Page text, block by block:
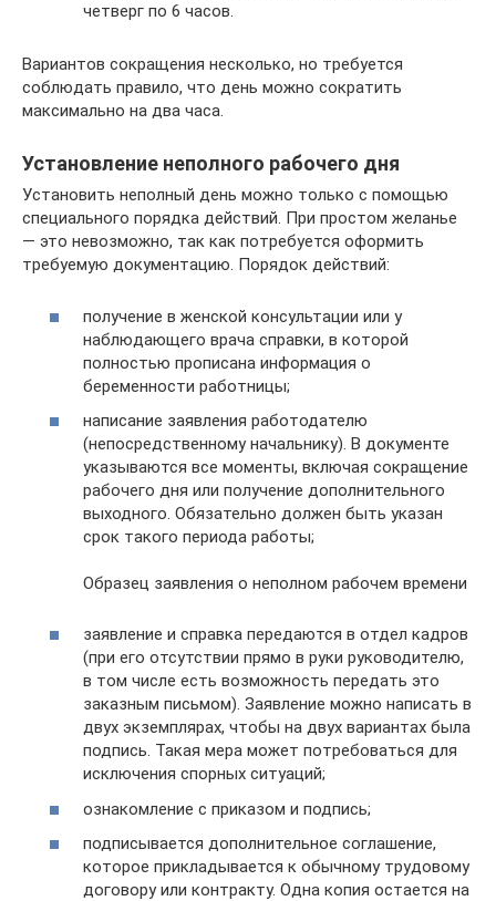
четверг по 6 часов.
Вариантов сокращения несколько, но требуется
соблюдать правило, что день можно сократить
максимально на два часа.
Установление неполного рабочего дня
Установить неполный день можно только с помощью
специального порядка действий. При простом желанье
— это невозможно, так как потребуется оформить
требуемую документацию. Порядок действий:
получение в женской консультации или у
наблюдающего врача справки, в которой
полностью прописана информация о
беременности работницы;
написание заявления работодателю
(непосредственному начальнику). В документе
указываются все моменты, включая сокращение
рабочего дня или получение дополнительного
выходного. Обязательно должен быть указан
срок такого периода работы;
Образец заявления о неполном рабочем времени
заявление и справка передаются в отдел кадров
(при его отсутствии прямо в руки руководителю,
в том числе есть возможность передать это
заказным письмом). Заявление можно написать в
двух экземплярах, чтобы на двух вариантах была
подпись. Такая мера может потребоваться для
исключения спорных ситуаций;
ознакомление с приказом и подпись;
подписывается дополнительное соглашение,
которое прикладывается к обычному трудовому
договору или контракту. Одна копия остается на